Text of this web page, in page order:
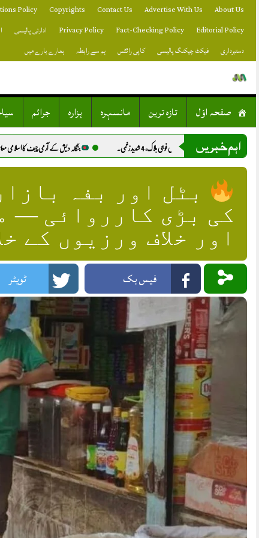
to
About Us
Advertise With Us
Contact Us
Copyrights
Policy
Editorial Policy
Fact-Checking Policy
Privacy Policy ادارتی پالیسی
دستبرداری
فیکٹ چیکنگ پالیسی کاپی رائٹس ہم سے رابطہ ہمارے بارے میں
صفحہ اوّل تازہ ترین مانسہرہ ہزارہ جرائم
اہم خبریں بنگلہ دیش کے آرمی چیف کا اسلامی معاشرے اور تعلیمی اصلاحات پر زور.
بٹل اور بفہ
کی بڑی کارروائی —
اور خلاف ورزیوں کے
فیس بک ٹویٹر